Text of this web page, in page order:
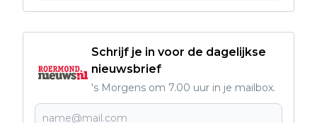
Schrijf je in voor de dagelijkse
nieuwsbrief
's Morgens om 7.00 uur in je mailbox.